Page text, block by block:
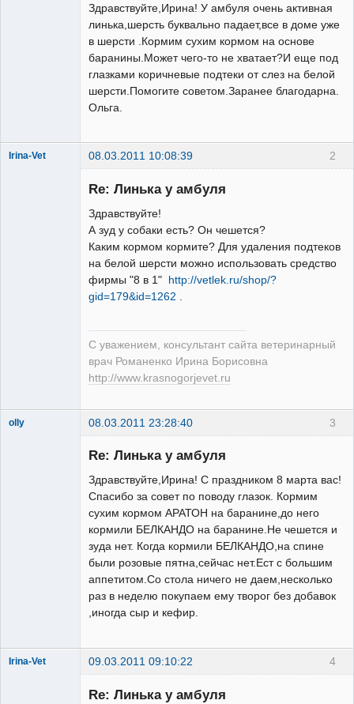
Здравствуйте,Ирина! У амбуля очень активная
линька,шерсть буквально падает,все в доме уже
в шерсти .Кормим сухим кормом на основе
баранины.Может чего-то не хватает?И еще под
глазками коричневые подтеки от слез на белой
шерсти.Помогите советом.Заранее благодарна.
Ольга.
2
Irina-Vet 08.03.2011 10:08:39
Re: Линька у амбуля
Здравствуйте!
А зуд у собаки есть? Он чешется?
Каким кормом кормите? Для удаления подтеков
на белой шерсти можно использовать средство
фирмы "8 в 1" http://vetlek.ru/shop/?
gid=179&id=1262
С уважением, консультант сайта ветеринарный
врач Романенко Ирина Борисовна
http://www.krasnogorjevet.ru
3
olly 08.03.2011 23:28:40
Зарегистрированный
Re: Линька у амбуля
Здравствуйте,Ирина! С праздником 8 марта вас!
Спасибо за совет по поводу глазок. Кормим
сухим кормом АРАТОН на баранине,до него
кормили БЕЛКАНДО на баранине.Не чешется и
зуда нет. Когда кормили БЕЛКАНДО,на спине
были розовые пятна,cейчас нет.Ест с большим
аппетитом.Со стола ничего не даем,несколько
раз в неделю покупаем ему творог без добавок
,иногда сыр и кефир.
4
Irina-Vet 09.03.2011 09:10:22
Re: Линька у амбуля